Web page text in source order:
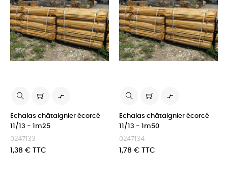

Echalas châtaignier écorcé
11/13 - 1m25
0247133
Prix
1,38 € TTC

Echalas châtaignier écorcé
11/13 - 1m50
0247134
Prix
1,78 € TTC